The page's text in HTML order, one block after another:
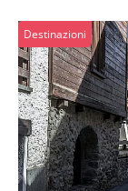
Destinazioni